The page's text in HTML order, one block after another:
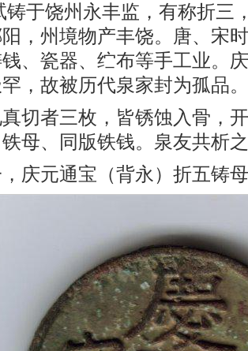
铸于饶州永丰监，有称折三
，州境物产丰饶。唐、宋
、瓷器、纻布等手工业。
，故被历代泉家封为孤品
者三枚，皆锈蚀入骨，开
母、同版铁钱。泉友共析
元通宝（背永）折五铸